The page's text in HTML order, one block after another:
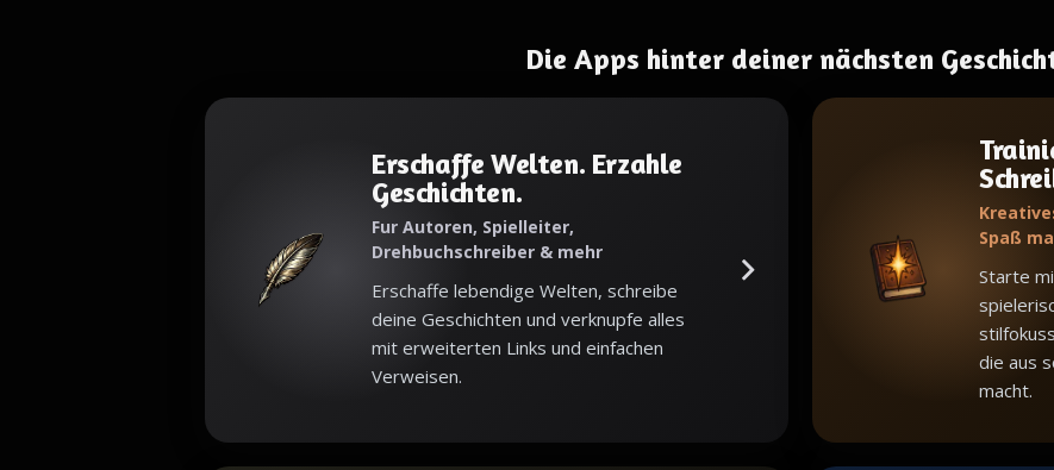
Die Apps hinter deiner nächsten
Erschaffe Welten. Erzahle
Geschichten.
Fur Autoren, Spielleiter,
Drehbuchschreiber & mehr
Erschaffe lebendige Welten, schreibe
deine Geschichten und verknupfe alles
mit erweiterten Links und einfachen
Verweisen.
Spaß
Starte
die aus
macht.